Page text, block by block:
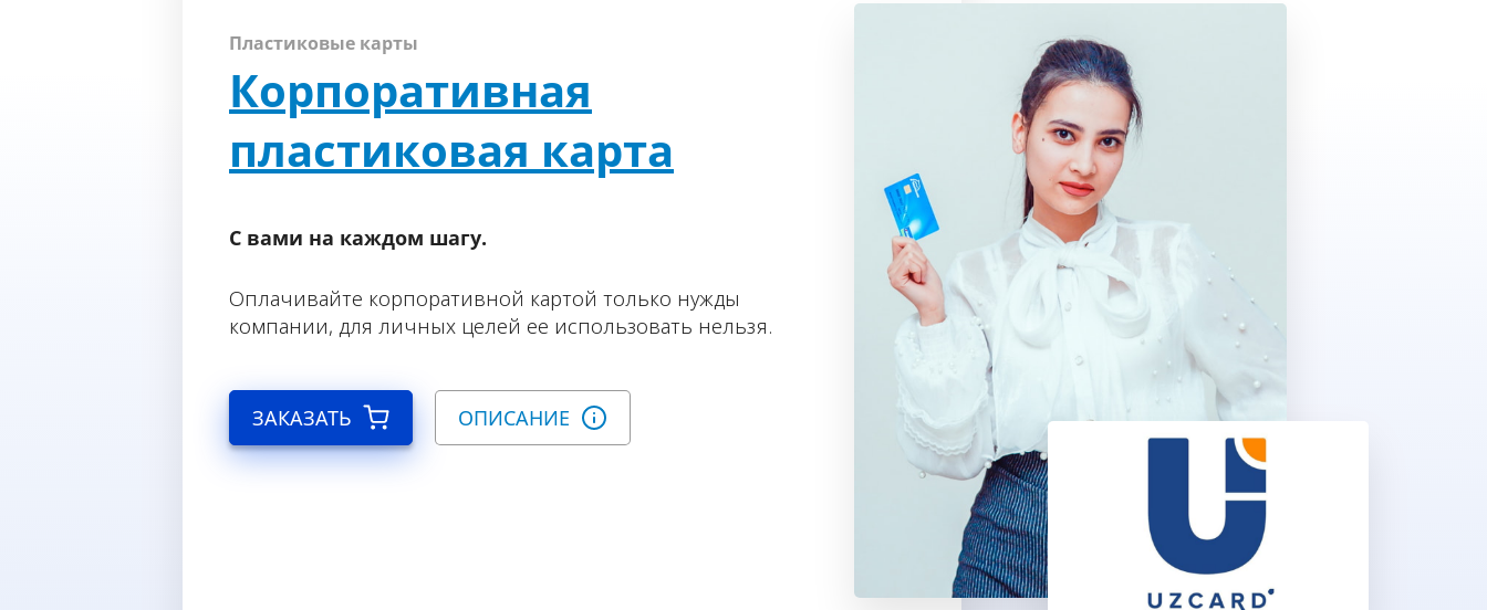
Пластиковые карты
Корпоративная
пластиковая карта
С вами на каждом шагу.
Оплачивайте корпоративной картой только нужды
компании, для личных целей ее использовать нельзя.
ЗАКАЗАТЬ ОПИСАНИЕ